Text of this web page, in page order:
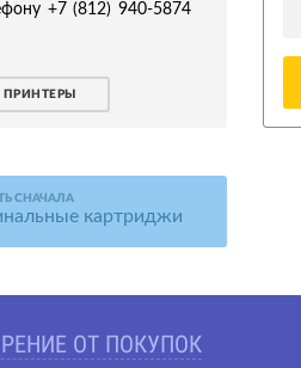
+7 (812) 940-5874
СНАЧАЛА
картриджи
ОТ ПОКУПОК